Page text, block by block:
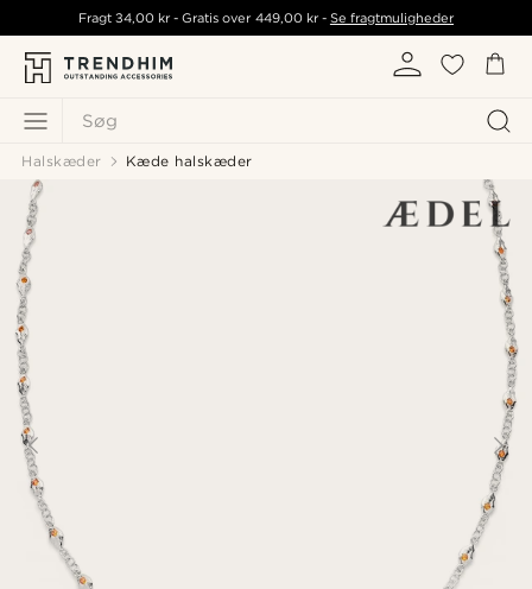
Søg
Fragt34,00 kr - Gratis over 449,00 kr- Se fragtmuligheder
Halskæder Kæde halskæder